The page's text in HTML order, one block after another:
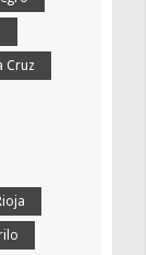
Cruz